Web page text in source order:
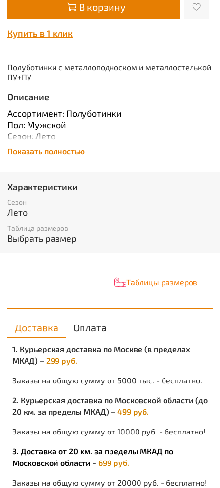
В корзину
Купить в 1 клик
Полуботинки с металлоподноском и металлостелькой
ПУ+ПУ
Описание
Ассортимент: Полуботинки
Пол: Мужской
Сезон: Лето
Защитные свойства:3
Описание: Верх обуви из кожи со специальным
покрытием для защиты от ОПЗ,МВ,О,МВО
Подкладка: спанбонд. Подошва: двухслойный
полиуретан, строчечно- литьевая. Размеры: 35-
48. ГОСТ 28507-90.
Единица измерения: пар
Показать полностью
Характеристики
Сезон
Лето
Таблица размеров
Выбрать размер
Таблицы размеров
Доставка Оплата
1. Курьерская доставка по Москве (в пределах
МКАД) – 299 руб.
Заказы на общую сумму от 5000 тыс. - бесплатно.
2. Курьерская доставка по Московской области (до
20 км. за пределы МКАД) – 499 руб.
Заказы на общую сумму от 10000 руб. - бесплатно!
3. Доставка от 20 км. за пределы МКАД по
Московской области - 699 руб.
Заказы на общую сумму от 20000 руб. - бесплатно!